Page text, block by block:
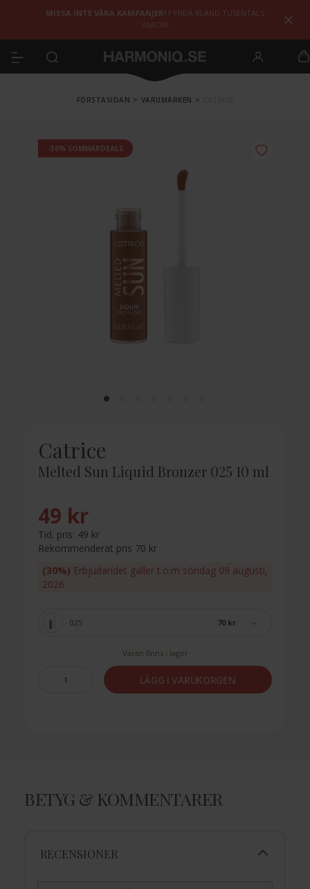
MISSA INTE VÅRA KAMPANJER! FYNDA BLAND TUSENTALS
VAROR!
FÖRSTASIDAN > VARUMÄRKEN >
-30% SOMMARDEALS
Catrice
Melted Sun Liquid Bronzer 025 10 ml
49 kr
Tid. pris: 49 kr
Rekommenderat pris 70 kr
(30%) Erbjudandet gäller t.o.m söndag 09 augusti,
2026
70 kr
025
Varan finns i lager
LÄGG I VARUKORGEN
BETYG & KOMMENTARER
RECENSIONER